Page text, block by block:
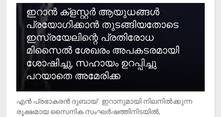
ഇറാന്‍ ക്‌ളസ്റ്റര്‍ ആയുധങ്ങള്‍
പ്രയോഗിക്കാന്‍ തുടങ്ങിയതോടെ
ഇസ്രയേലിന്റെ പ്രതിരോധ
മിസൈല്‍ ശേഖരം അപകടരമായി
ശോഷിച്ചു, സഹായം ഉറപ്പിച്ചു
പറയാതെ അമേരിക്ക
എന്‍ പ്രഭാകരന്‍ ദുബായ് : ഇറാനുമായി നിലനില്‍ക്കുന്ന
രൂക്ഷമായ സൈനിക സംഘര്‍ഷത്തിനിടയില്‍,